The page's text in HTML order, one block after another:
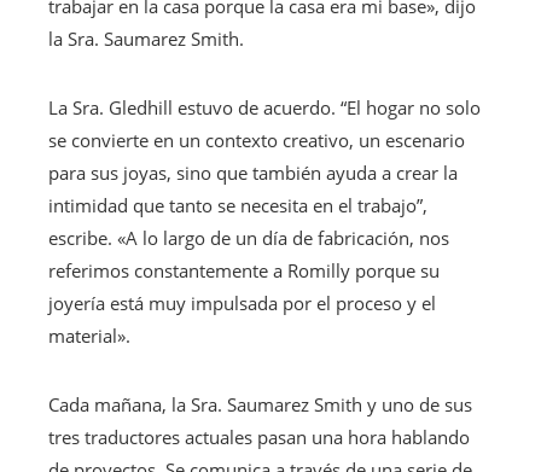
trabajar en la casa porque la casa era mi base», dijo
la Sra. Saumarez Smith.
La Sra. Gledhill estuvo de acuerdo. “El hogar no solo
se convierte en un contexto creativo, un escenario
para sus joyas, sino que también ayuda a crear la
intimidad que tanto se necesita en el trabajo”,
escribe. «A lo largo de un día de fabricación, nos
referimos constantemente a Romilly porque su
joyería está muy impulsada por el proceso y el
material».
Cada mañana, la Sra. Saumarez Smith y uno de sus
tres traductores actuales pasan una hora hablando